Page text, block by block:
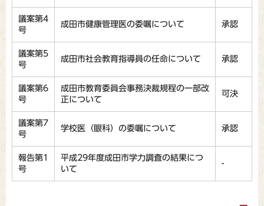
議案第4
号
成田市健康管理医の委嘱について 承認
議案第5
号
成田市社会教育指導員の任命について 承認
議案第6
号
成田市教育委員会事務決裁規程の一部改
正について
可決
議案第7
号
学校医（眼科）の委嘱について 承認
報告第1
号
平成29年度成田市学力調査の結果につ
いて
-